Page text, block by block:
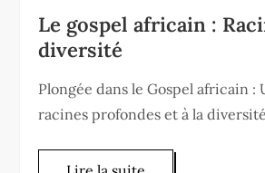
Le gospel africain :
diversité
Plongée dans le Gospel africain :
racines profondes et à la